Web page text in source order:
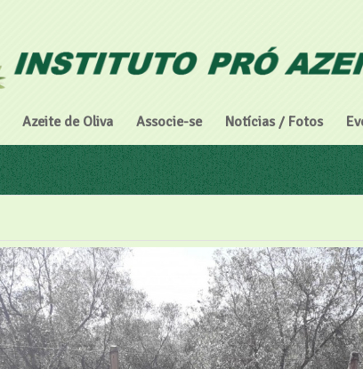
Azeite de Oliva Associe-se Notícias / Fotos